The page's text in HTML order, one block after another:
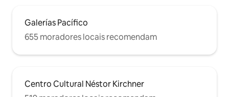
restaurantes e vida noturna, e de
para Colonia del Uruguay, que, a
propósito, é altamente recomendável.
Galerías Pacífico
655 moradores locais recomendam
Centro Cultural Néstor Kirchner